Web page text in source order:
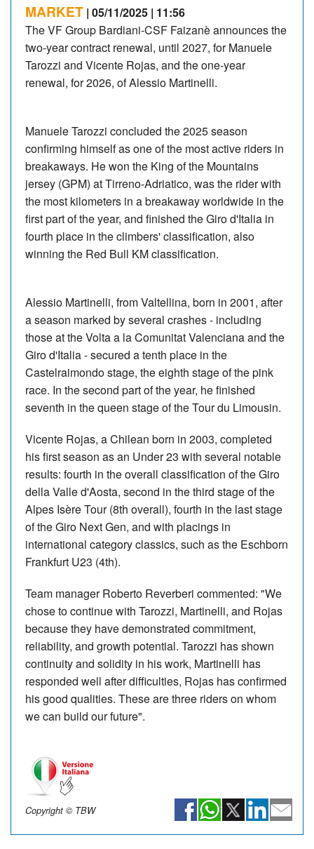
MARKET | 05/11/2025 | 11:56
The VF Group Bardiani-CSF Faizanè announces the
two-year contract renewal, until 2027, for Manuele
Tarozzi and Vicente Rojas, and the one-year
renewal, for 2026, of Alessio Martinelli.
Manuele Tarozzi concluded the 2025 season
confirming himself as one of the most active riders in
breakaways. He won the King of the Mountains
jersey (GPM) at Tirreno-Adriatico, was the rider with
the most kilometers in a breakaway worldwide in the
first part of the year, and finished the Giro d'Italia in
fourth place in the climbers' classification, also
winning the Red Bull KM classification.
Alessio Martinelli, from Valtellina, born in 2001, after
a season marked by several crashes - including
those at the Volta a la Comunitat Valenciana and the
Giro d'Italia - secured a tenth place in the
Castelraimondo stage, the eighth stage of the pink
race. In the second part of the year, he finished
seventh in the queen stage of the Tour du Limousin.
Vicente Rojas, a Chilean born in 2003, completed
his first season as an Under 23 with several notable
results: fourth in the overall classification of the Giro
della Valle d'Aosta, second in the third stage of the
Alpes Isère Tour (8th overall), fourth in the last stage
of the Giro Next Gen, and with placings in
international category classics, such as the Eschborn
Frankfurt U23 (4th).
Team manager Roberto Reverberi commented: "We
chose to continue with Tarozzi, Martinelli, and Rojas
because they have demonstrated commitment,
reliability, and growth potential. Tarozzi has shown
continuity and solidity in his work, Martinelli has
responded well after difficulties, Rojas has confirmed
his good qualities. These are three riders on whom
we can build our future".
Copyright © TBW